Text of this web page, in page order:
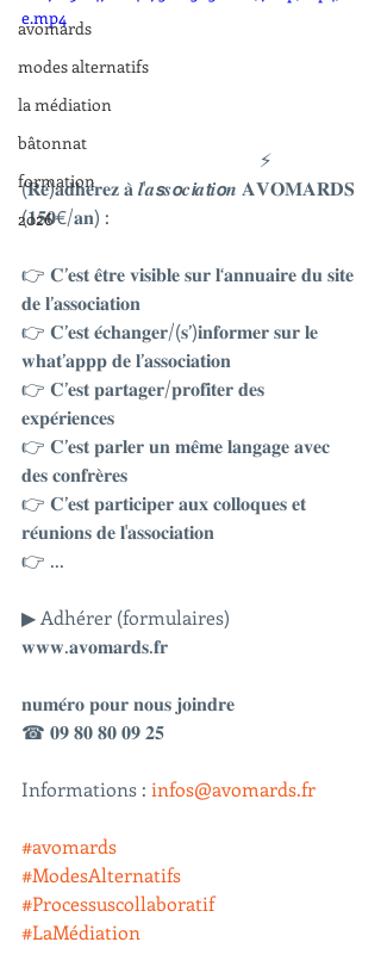
avomards
modes alternatifs
la médiation
bâtonnat
formation
2026
e.mp4
(𝐑𝐞́)𝐚𝐝𝐡𝐞́𝐫𝐞𝐳 𝐚̀ 𝒍'𝒂𝙨𝒔𝙤𝒄𝙞𝒂𝙩𝒊𝙤𝒏 𝐀𝐕𝐎𝐌𝐀𝐑𝐃𝐒
(𝟏𝟓𝟎€/𝐚𝐧) :
👉 𝐂’𝐞𝐬𝐭 𝐞̂𝐭𝐫𝐞 𝐯𝐢𝐬𝐢𝐛𝐥𝐞 𝐬𝐮𝐫 𝐥‘𝐚𝐧𝐧𝐮𝐚𝐢𝐫𝐞 𝐝𝐮 𝐬𝐢𝐭𝐞
𝐝𝐞 𝐥’𝐚𝐬𝐬𝐨𝐜𝐢𝐚𝐭𝐢𝐨𝐧
👉 𝐂’𝐞𝐬𝐭 𝐞́𝐜𝐡𝐚𝐧𝐠𝐞𝐫/(𝐬’)𝐢𝐧𝐟𝐨𝐫𝐦𝐞𝐫 𝐬𝐮𝐫 𝐥𝐞
𝐰𝐡𝐚𝐭’𝐚𝐩𝐩𝐩 𝐝𝐞 𝐥’𝐚𝐬𝐬𝐨𝐜𝐢𝐚𝐭𝐢𝐨𝐧
👉 𝐂’𝐞𝐬𝐭 𝐩𝐚𝐫𝐭𝐚𝐠𝐞𝐫/𝐩𝐫𝐨𝐟𝐢𝐭𝐞𝐫 𝐝𝐞𝐬
𝐞𝐱𝐩𝐞́𝐫𝐢𝐞𝐧𝐜𝐞𝐬
👉 𝐂’𝐞𝐬𝐭 𝐩𝐚𝐫𝐥𝐞𝐫 𝐮𝐧 𝐦𝐞̂𝐦𝐞 𝐥𝐚𝐧𝐠𝐚𝐠𝐞 𝐚𝐯𝐞𝐜
𝐝𝐞𝐬 𝐜𝐨𝐧𝐟𝐫𝐞̀𝐫𝐞𝐬
👉 𝐂’𝐞𝐬𝐭 𝐩𝐚𝐫𝐭𝐢𝐜𝐢𝐩𝐞𝐫 𝐚𝐮𝐱 𝐜𝐨𝐥𝐥𝐨𝐪𝐮𝐞𝐬 𝐞𝐭
𝐫𝐞́𝐮𝐧𝐢𝐨𝐧𝐬 𝐝𝐞 𝐥'𝐚𝐬𝐬𝐨𝐜𝐢𝐚𝐭𝐢𝐨𝐧
👉 ...
▶ Adhérer (formulaires)
𝐰𝐰𝐰.𝐚𝐯𝐨𝐦𝐚𝐫𝐝𝐬.𝐟𝐫
𝐧𝐮𝐦𝐞́𝐫𝐨 𝐩𝐨𝐮𝐫 𝐧𝐨𝐮𝐬 𝐣𝐨𝐢𝐧𝐝𝐫𝐞
☎ 𝟎𝟗 𝟖𝟎 𝟖𝟎 𝟎𝟗 𝟐𝟓
Informations : infos@avomards.fr
#avomards
#ModesAlternatifs
#Processuscollaboratif
#LaMédiation